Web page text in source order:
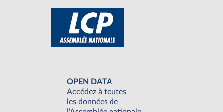
OPEN DATA
Accédez à toutes
les données de